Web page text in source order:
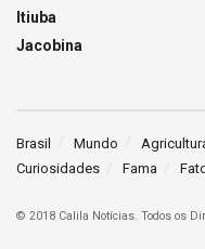
Itiuba
Jacobina
Brasil Mundo
Curiosidades
Fama
© 2018 Calila Notícias. Todos os